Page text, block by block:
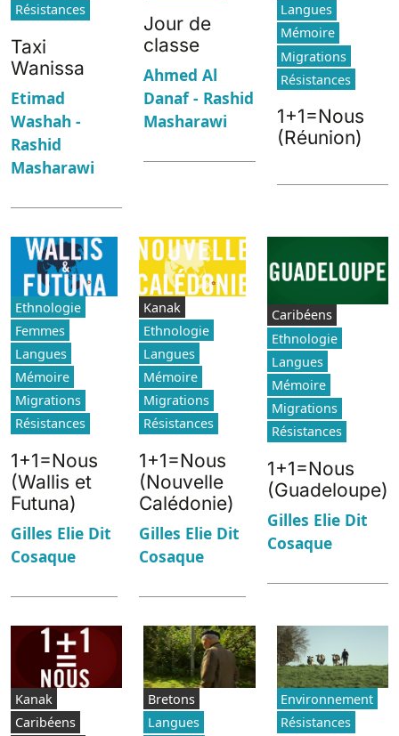
Résistances
Taxi
Wanissa
Etimad
Washah -
Rashid
Masharawi
Jour de
classe
Ahmed Al
Danaf - Rashid
Masharawi
Langues
Mémoire
Migrations
Résistances
1+1=Nous
(Réunion)
Ethnologie
Femmes
Langues
Mémoire
Migrations
Résistances
1+1=Nous
(Wallis et
Futuna)
Gilles Elie Dit
Cosaque
Kanak
Ethnologie
Langues
Mémoire
Migrations
Résistances
1+1=Nous
(Nouvelle
Calédonie)
Gilles Elie Dit
Cosaque
Caribéens
Ethnologie
Langues
Mémoire
Migrations
Résistances
1+1=Nous
(Guadeloupe)
Gilles Elie Dit
Cosaque
Kanak
Caribéens
Bretons
Langues
Environnement
Résistances